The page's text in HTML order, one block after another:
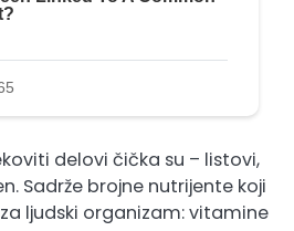
delovi čička su – listovi,
Sadrže brojne nutrijente koji
ljudski organizam: vitamine